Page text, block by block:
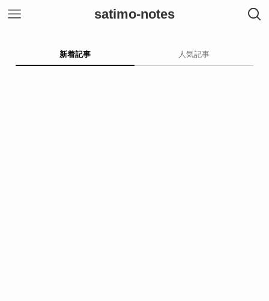
satimo-notes
新着記事 人気記事